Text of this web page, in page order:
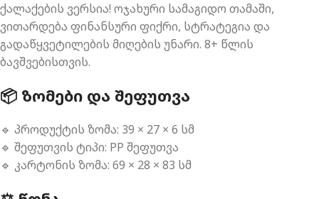
ქალაქების ვერსია! ოჯახური სამაგიდო თამაში,
ვითარდება ფინანსური ფიქრი, სტრატეგია და
გადაწყვეტილების მიღების უნარი. 8+ წლის
ბავშვებისთვის.
📦 ᲖᲝᲛᲔᲑᲘ ᲓᲐ ᲨᲔᲤᲣᲗᲕᲐ
🔹 პროდუქტის ზომა: 39 × 27 × 6 სმ
🔹 შეფუთვის ტიპი: PP შეფუთვა
🔹 კარტონის ზომა: 69 × 28 × 83 სმ